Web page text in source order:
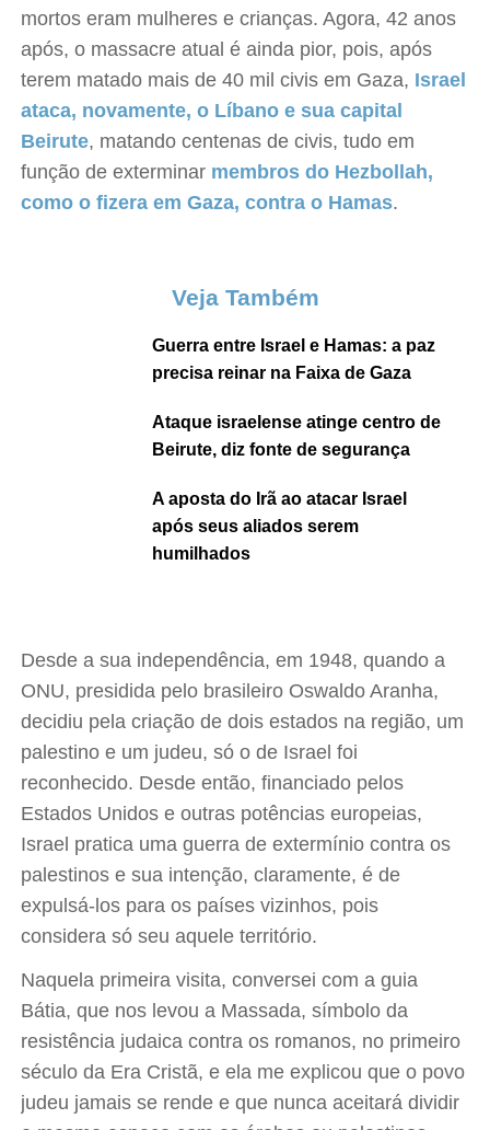
mortos eram mulheres e crianças. Agora, 42 anos
após, o massacre atual é ainda pior, pois, após
terem matado mais de 40 mil civis em Gaza, Israel
ataca, novamente, o Líbano e sua capital
Beirute, matando centenas de civis, tudo em
função de exterminar membros do Hezbollah,
como o fizera em Gaza, contra o Hamas.
Veja Também
Guerra entre Israel e Hamas: a paz
precisa reinar na Faixa de Gaza
Ataque israelense atinge centro de
Beirute, diz fonte de segurança
A aposta do Irã ao atacar Israel
após seus aliados serem
humilhados
Desde a sua independência, em 1948, quando a
ONU, presidida pelo brasileiro Oswaldo Aranha,
decidiu pela criação de dois estados na região, um
palestino e um judeu, só o de Israel foi
reconhecido. Desde então, financiado pelos
Estados Unidos e outras potências europeias,
Israel pratica uma guerra de extermínio contra os
palestinos e sua intenção, claramente, é de
expulsá-los para os países vizinhos, pois
considera só seu aquele território.
Naquela primeira visita, conversei com a guia
Bátia, que nos levou a Massada, símbolo da
resistência judaica contra os romanos, no primeiro
século da Era Cristã, e ela me explicou que o povo
judeu jamais se rende e que nunca aceitará dividir